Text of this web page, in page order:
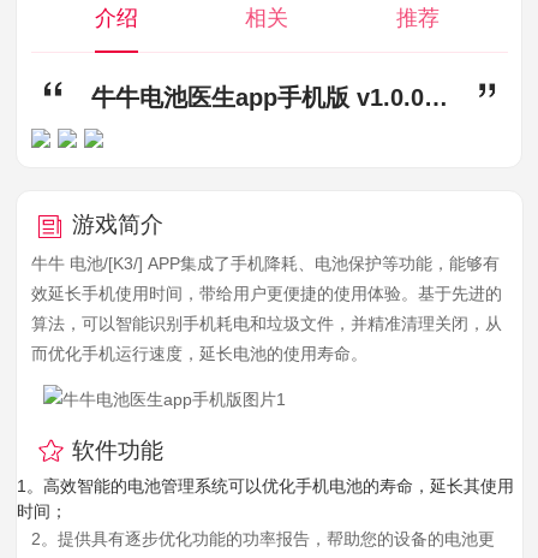
介绍 相关 推荐
牛牛电池医生app手机版 v1.0.0.0,牛牛电池医生app下载,牛牛电池医生app手机版
游戏简介
牛牛 电池/[K3/] APP集成了手机降耗、电池保护等功能，能够有
效延长手机使用时间，带给用户更便捷的使用体验。基于先进的
算法，可以智能识别手机耗电和垃圾文件，并精准清理关闭，从
而优化手机运行速度，延长电池的使用寿命。
软件功能
1。高效智能的电池管理系统可以优化手机电池的寿命，延长其使用
时间；
2。提供具有逐步优化功能的功率报告，帮助您的设备的电池更